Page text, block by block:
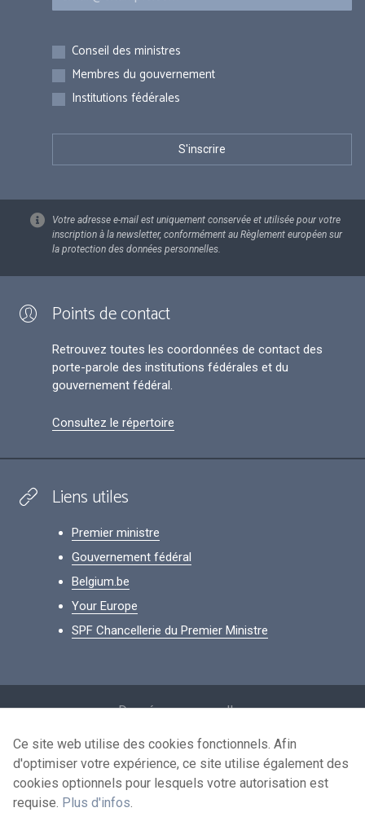
Inscriptions
Conseil des ministres
Membres du gouvernement
Institutions fédérales
Votre adresse e-mail est uniquement conservée et utilisée pour votre
inscription à la newsletter, conformément au Règlement européen sur
la protection des données personnelles.
Points de contact
Retrouvez toutes les coordonnées de contact des
porte-parole des institutions fédérales et du
gouvernement fédéral.
Consultez le répertoire
Liens utiles
Premier ministre
Gouvernement fédéral
Belgium.be
Your Europe
SPF Chancellerie du Premier Ministre
Données personnelles
Conditions de réutilisation
Contactez-nous
Ce site web utilise des cookies fonctionnels. Afin
d'optimiser votre expérience, ce site utilise également des
cookies optionnels pour lesquels votre autorisation est
requise. Plus d'infos.